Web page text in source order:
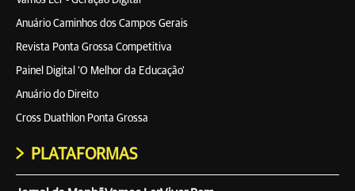
Anuário Caminhos dos Campos Gerais
Revista Ponta Grossa Competitiva
Painel Digital 'O Melhor da Educação'
Anuário do Direito
Cross Duathlon Ponta Grossa
PLATAFORMAS